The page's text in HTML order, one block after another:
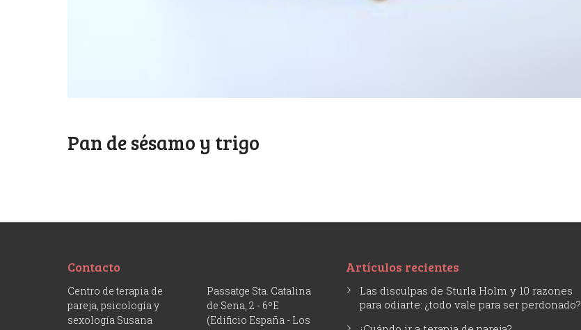
Pan de sésamo y trigo
Contacto
Centro de terapia de
pareja, psicología y
sexología Susana
Passatge Sta. Catalina
de Sena, 2 - 6ºE
(Edificio España - Los
Artículos recientes
Las disculpas de Sturla Holm y 10 razones
para odiarte: ¿todo vale para ser perdonado?